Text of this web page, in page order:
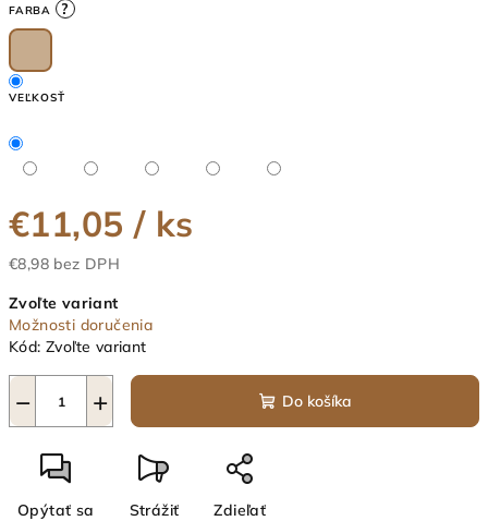
FARBA ?
VEĽKOSŤ
€11,05 / ks
€8,98 bez DPH
cena:
Zvoľte variant
Možnosti doručenia
Kód: Zvoľte variant
+
− Do košíka
Opýtať sa Strážiť Zdieľať